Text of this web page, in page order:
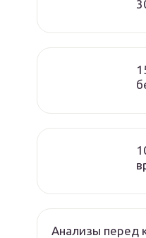
Анализы перед